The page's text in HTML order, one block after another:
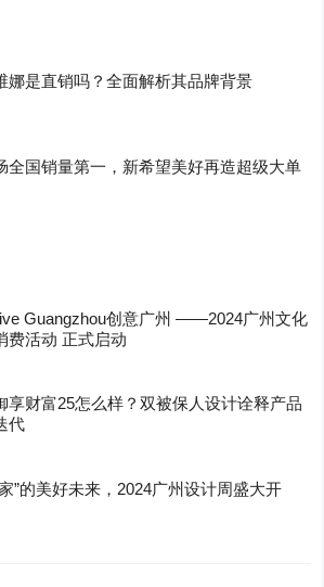
娜是直销吗？全面解析其品牌背景
全国销量第一，新希望美好再造超级大单
Guangzhou创意广州 ——2024广州文化
费活动 正式启动
享财富25怎么样？双被保人设计诠释产品
代
”的美好未来，2024广州设计周盛大开